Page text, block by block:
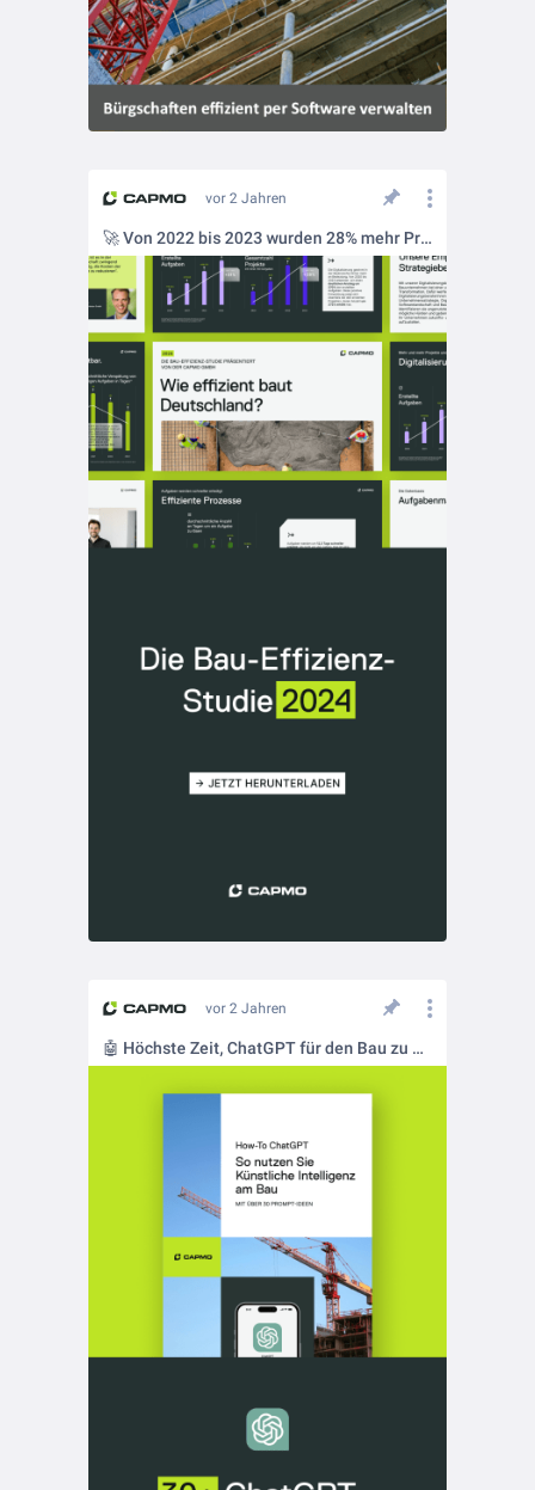
vor 2 Jahren
🚀 Von 2022 bis 2023 wurden 28% mehr Projekte und 31% mehr Aufgaben digital erfasst!
vor 2 Jahren
🤖 Höchste Zeit, ChatGPT für den Bau zu nutzen!